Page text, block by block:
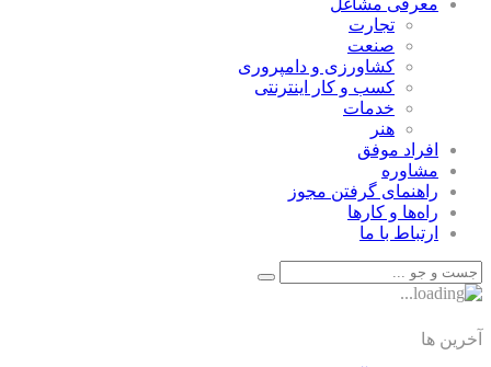
معرفی مشاغل
تجارت
صنعت
كشاورزی و دامپروری
كسب و كار اينترنتی
خدمات
هنر
افراد موفق
مشاوره
راهنمای گرفتن مجوز
راه‌ها و كارها
ارتباط با ما
آخرین ها